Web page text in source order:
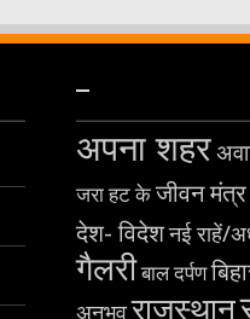
–
अपना शहर
जरा हट के जीवन मंत्र
देश- विदेशनई राहें/
गैलरी बाल दर्पण
अनुभवराजस्थान